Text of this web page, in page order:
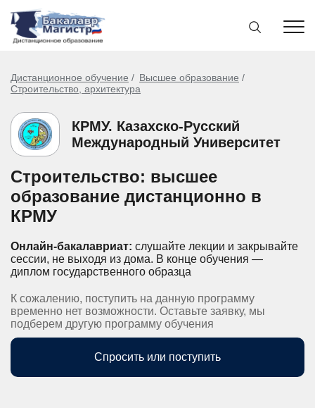
Дистанционное обучение
Высшее образование
Строительство, архитектура
КРМУ. Казахско-Русский
Международный Университет
Строительство: высшее
образование дистанционно в
КРМУ
Онлайн-бакалавриат: слушайте лекции и закрывайте
сессии, не выходя из дома. В конце обучения —
диплом государственного образца
К сожалению, поступить на данную программу
временно нет возможности. Оставьте заявку, мы
подберем другую программу обучения
Спросить или поступить